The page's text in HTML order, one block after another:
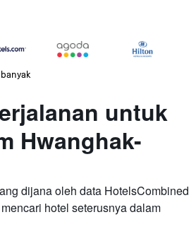
untuk
Hwanghak-
dijana oleh data HotelsCombined
hotel seterusnya dalam